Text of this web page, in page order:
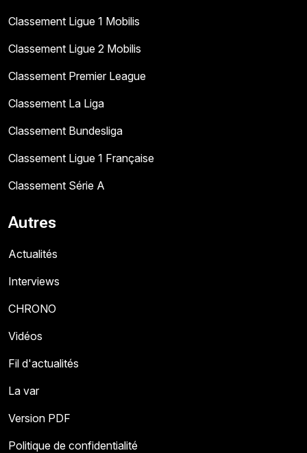
Classement Ligue 1 Mobilis
Classement Ligue 2 Mobilis
Classement Premier League
Classement La Liga
Classement Bundesliga
Classement Ligue 1 Française
Classement Série A
Autres
Actualités
Interviews
CHRONO
Vidéos
Fil d'actualités
La var
Version PDF
Politique de confidentialité